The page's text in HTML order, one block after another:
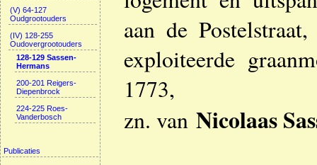
(V) 64-127
Oudgrootouders
(IV) 128-255
Oudovergrootouders
128-129 Sassen-
Hermans
200-201 Reigers-
Diepenbrock
224-225 Roes-
Vanderbosch
Publicaties
aan de
exploiteerde
1773,
zn. van Nicolaas